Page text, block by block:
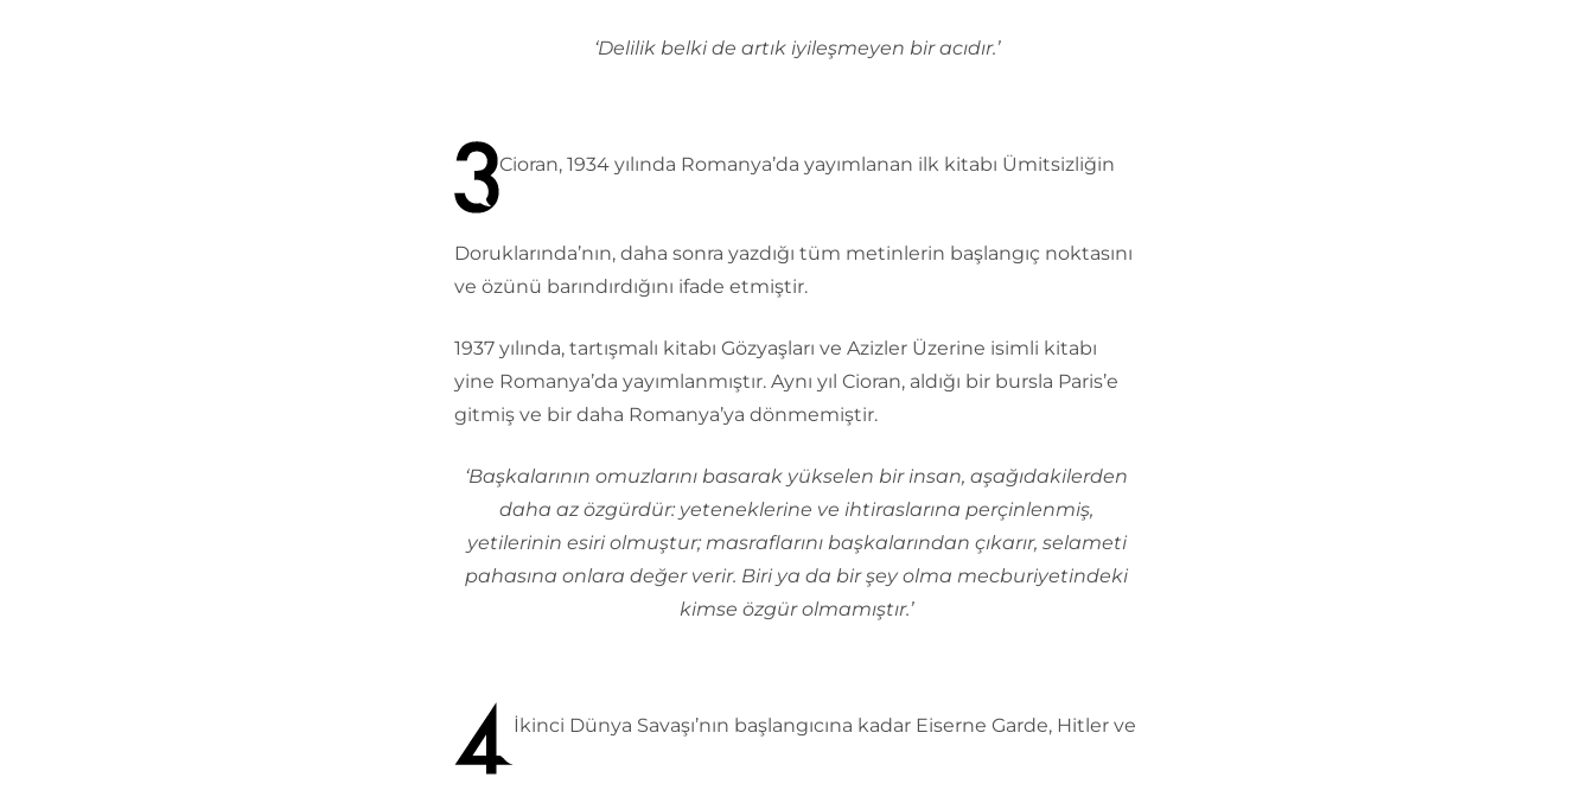
‘Delilik belki de artık iyileşmeyen bir acıdır.’
Cioran, 1934 yılında Romanya’da yayımlanan ilk kitabı Ümitsizliğin
Doruklarında’nın, daha sonra yazdığı tüm metinlerin başlangıç noktasını
ve özünü barındırdığını ifade etmiştir.
1937 yılında, tartışmalı kitabı Gözyaşları ve Azizler Üzerine isimli kitabı
yine Romanya’da yayımlanmıştır. Aynı yıl Cioran, aldığı bir bursla Paris’e
gitmiş ve bir daha Romanya’ya dönmemiştir.
‘Başkalarının omuzlarını basarak yükselen bir insan, aşağıdakilerden
daha az özgürdür: yeteneklerine ve ihtiraslarına perçinlenmiş,
yetilerinin esiri olmuştur; masraflarını başkalarından çıkarır, selameti
pahasına onlara değer verir. Biri ya da bir şey olma mecburiyetindeki
kimse özgür olmamıştır.’
İkinci Dünya Savaşı’nın başlangıcına kadar Eiserne Garde, Hitler ve